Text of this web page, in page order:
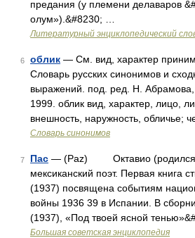
предания (у племени делаваров
олум»).&#8230; …
Литературный энциклопедический
6 облик — См. вид, характер
Словарь русских синонимов и
выражений. под. ред. Н. Абрамова,
1999. облик вид, характер, лицо,
внешность, наружность, обличье;
Словарь синонимов
7 Пас — (Paz) Октавио (родился
мексиканский поэт. Первая книга
(1937) посвящена событиям
войны 1936 39 в Испании. В
(1937), «Под твоей ясной
Большая советская энциклопедия